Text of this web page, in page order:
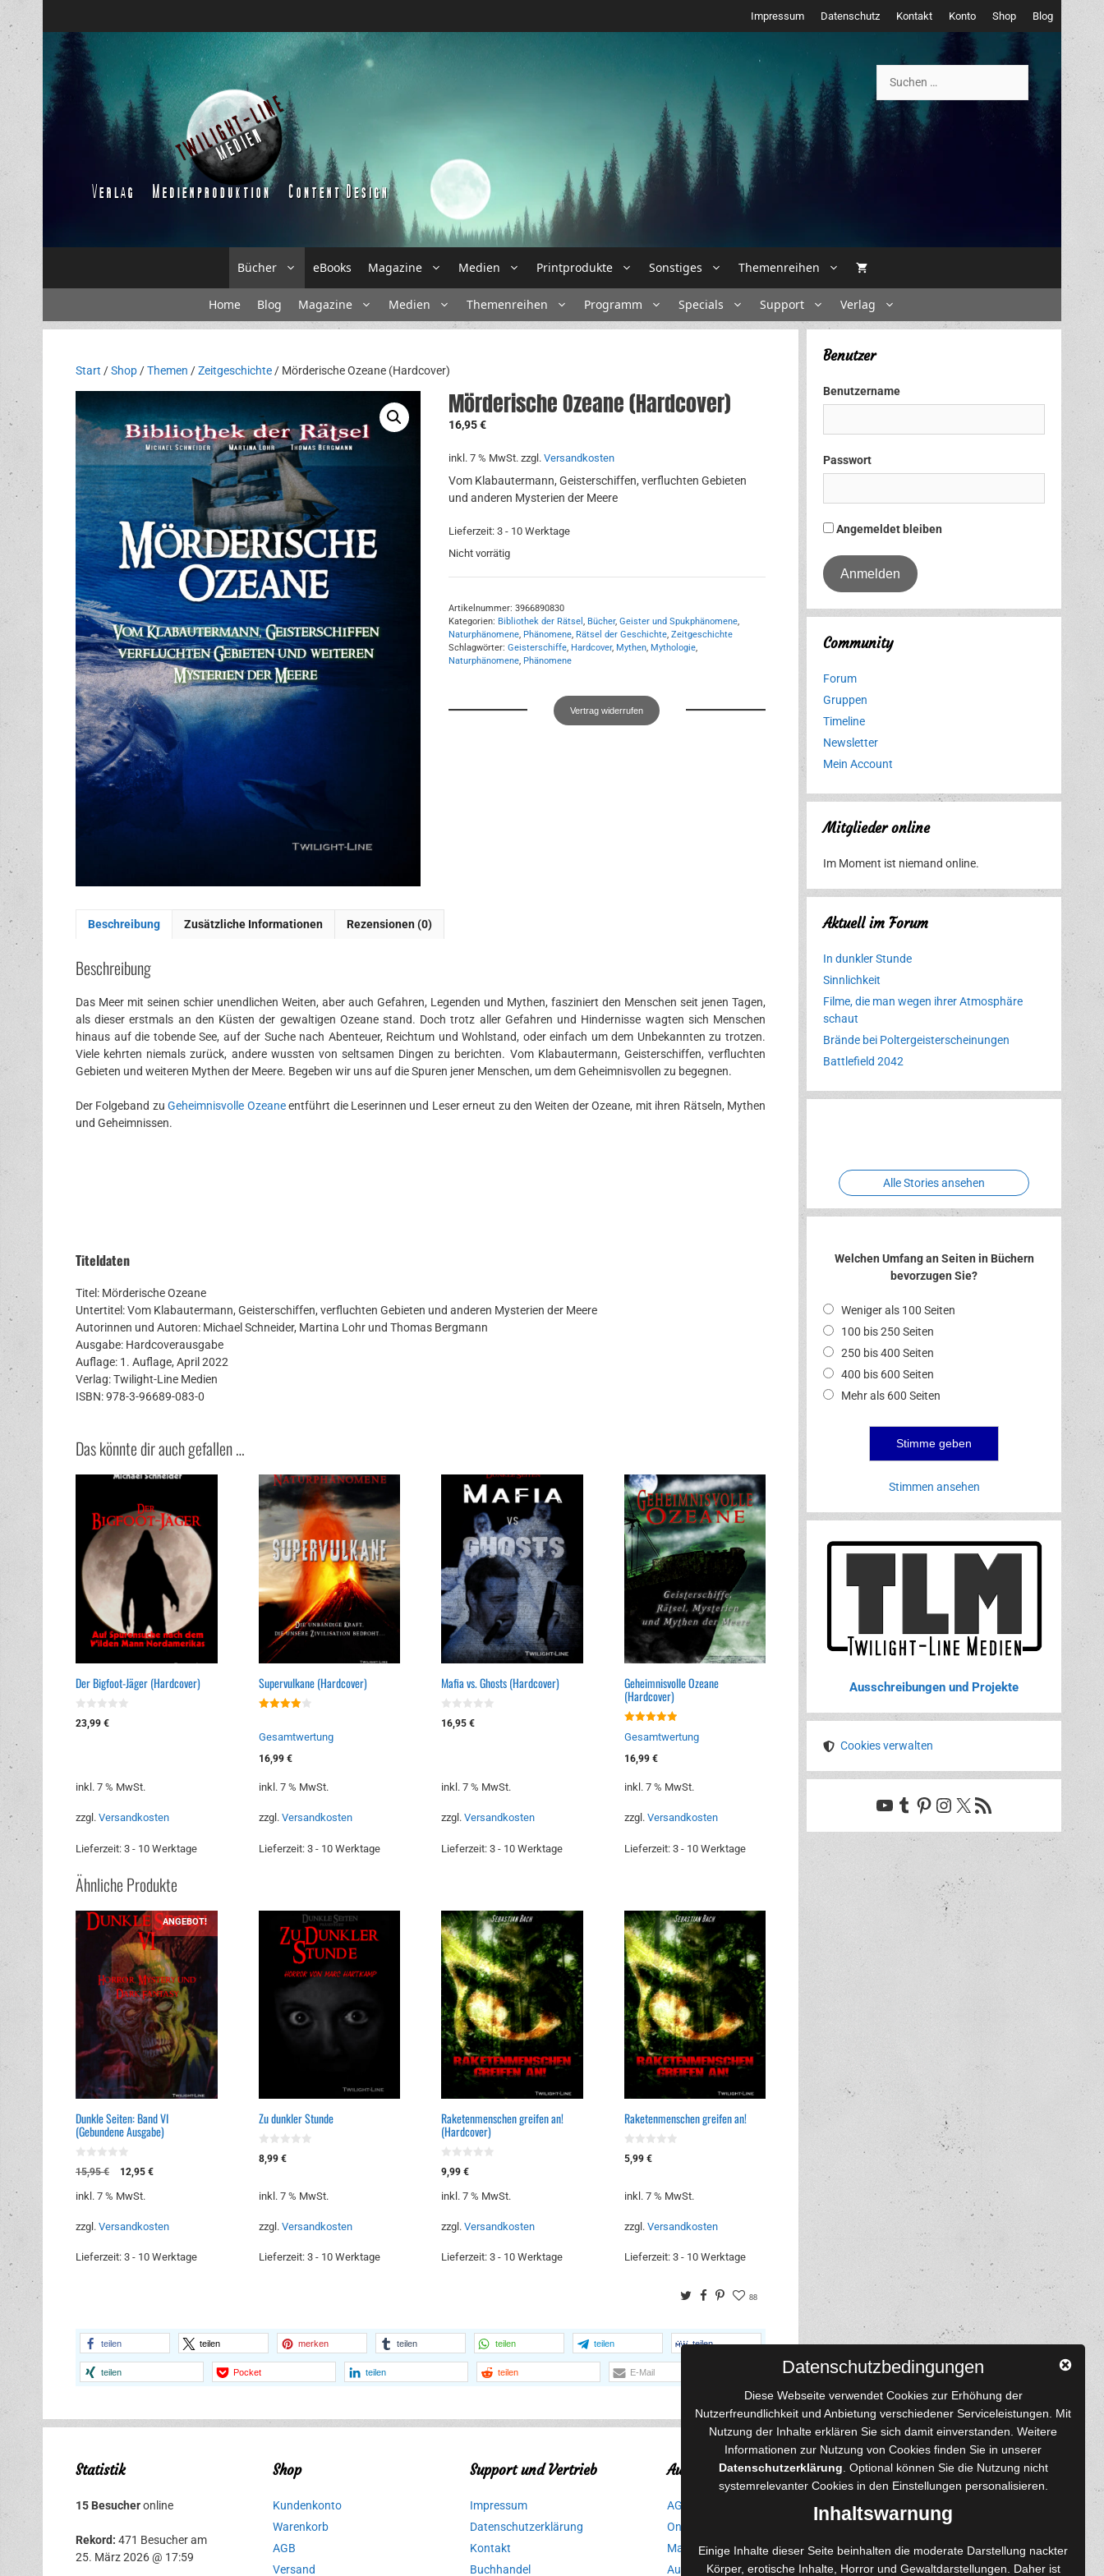
Inhalt
springen
Impressum Datenschutz Kontakt Konto Shop Blog
nach:
Bücher eBooks Magazine Medien Printprodukte Sonstiges Themenreihen
Home Blog Magazine Medien Themenreihen Programm Specials Support Verlag
Start /Shop /Themen /Zeitgeschichte / Mörderische Ozeane (Hardcover)
Mörderische Ozeane (Hardcover)
16,95€
inkl. 7 % MwSt. zzgl. Versandkosten
Vom Klabautermann, Geisterschiffen, verfluchten Gebieten
und anderen Mysterien der Meere
Lieferzeit: 3 - 10 Werktage
Nicht vorrätig
Artikelnummer: 3966890830
Kategorien: Bibliothek der Rätsel , Bücher, Geister und Spukphänomene,
Naturphänomene, Phänomene, Rätsel der Geschichte, Zeitgeschichte
Schlagwörter: Geisterschiffe, Hardcover, Mythen, Mythologie,
Naturphänomene, Phänomene
Vertrag widerrufen
Beschreibung Zusätzliche Informationen Rezensionen (0)
Beschreibung
Das Meer mit seinen schier unendlichen Weiten, aber auch Gefahren, Legenden und Mythen, fasziniert den Menschen seit jenen Tagen,
als dieser erstmals an den Küsten der gewaltigen Ozeane stand. Doch trotz aller Gefahren und Hindernisse wagten sich Menschen
hinaus auf die tobende See, auf der Suche nach Abenteuer, Reichtum und Wohlstand, oder einfach um dem Unbekannten zu trotzen.
Viele kehrten niemals zurück, andere wussten von seltsamen Dingen zu berichten. Vom Klabautermann, Geisterschiffen, verfluchten
Gebieten und weiteren Mythen der Meere. Begeben wir uns auf die Spuren jener Menschen, um dem Geheimnisvollen zu begegnen.
Der Folgeband zuGeheimnisvolle Ozeaneentführt die Leserinnen und Leser erneut zu den Weiten der Ozeane, mit ihren Rätseln, Mythen
und Geheimnissen.
Titeldaten
Titel: Mörderische Ozeane
Untertitel: Vom Klabautermann, Geisterschiffen, verfluchten Gebieten und anderen Mysterien der Meere
Autorinnen und Autoren: Michael Schneider, Martina Lohr und Thomas Bergmann
Ausgabe: Hardcoverausgabe
Auflage: 1. Auflage, April 2022
Verlag: Twilight-Line Medien
ISBN: 978-3-96689-083-0
Das könnte dir auch gefallen …
Der Bigfoot-Jäger (Hardcover)
0
v
23,99 €
inkl. 7 % MwSt.
zzgl. Versandkosten
Lieferzeit: 3 - 10 Werktage
Supervulkane (Hardcover)
Gesamtwertung
16,99 €
inkl. 7 % MwSt.
zzgl. Versandkosten
Lieferzeit: 3 - 10 Werktage
Mafia vs. Ghosts (Hardcover)
0
v
16,95 €
inkl. 7 % MwSt.
zzgl. Versandkosten
Lieferzeit: 3 - 10 Werktage
Geheimnisvolle Ozeane
(Hardcover)
von 5
Gesamtwertung
16,99 €
inkl. 7 % MwSt.
zzgl. Versandkosten
Lieferzeit: 3 - 10 Werktage
Ähnliche Produkte
ANGEBOT!
Dunkle Seiten: Band VI
(Gebundene Ausgabe)
0
v
n
15,95€
Ursprünglicher
war:
12,95 €Aktueller
inkl. 7 % MwSt.
zzgl. Versandkosten
Lieferzeit: 3 - 10 Werktage
Zu dunkler Stunde
0
v
5
8,99 €
inkl. 7 % MwSt.
zzgl. Versandkosten
Lieferzeit: 3 - 10 Werktage
Raketenmenschen greifen an!
(Hardcover)
0
v
n
9,99 €
inkl. 7 % MwSt.
zzgl. Versandkosten
Lieferzeit: 3 - 10 Werktage
Raketenmenschen greifen an!
0
v
5
5,99 €
inkl. 7 % MwSt.
zzgl. Versandkosten
Lieferzeit: 3 - 10 Werktage
TwitterFacebook
Pinterest
88
teilen teilen merken teilen teilen teilen teilen
teilen Pocket teilen teilen E-Mail
Benutzer
Benutzername
Passwort
Angemeldet bleiben
Community
Forum
Gruppen
Timeline
Newsletter
Mein Account
Mitglieder online
Im Moment ist niemand online.
Aktuell im Forum
In dunkler Stunde
Sinnlichkeit
Filme, die man wegen ihrer Atmosphäre
schaut
Brände bei Poltergeisterscheinungen
Battlefield 2042
Erlebnispark
Verbotene
Alle Stories ansehen
Welchen Umfang an Seiten in Büchern
bevorzugen Sie?
Weniger als 100 Seiten
100 bis 250 Seiten
250 bis 400 Seiten
400 bis 600 Seiten
Mehr als 600 Seiten
Stimmen ansehen
Ausschreibungen und Projekte
Cookies verwalten
YouTube
Tumblr
Pinterest
Instagram
X RSS-Feed
Statistik
15 Besucheronline
Rekord: 471 Besucher am
25. März 2026 @ 17:59
Shop
Kundenkonto
Warenkorb
AGB
Versand
Support und Vertrieb
Impressum
Datenschutzerklärung
Kontakt
Buchhandel
Autorinnen und Autoren
AGB für Medienprojekte
Online-Artikel
Manuskripte einreichen
Ausschreibungen
Content-Design
Fotorestauration
Creative Artwork
Fotobearbeitung
Datenschutzbedingungen
Diese Webseite verwendet Cookies zur Erhöhung der
Nutzerfreundlichkeit und Anbietung verschiedener Serviceleistungen. Mit
Nutzung der Inhalte erklären Sie sich damit einverstanden. Weitere
Informationen zur Nutzung von Cookies finden Sie in unserer
Datenschutzerklärung . Optional können Sie die Nutzung nicht
systemrelevanter Cookies in den Einstellungen personalisieren.
Inhaltswarnung
Einige Inhalte dieser Seite beinhalten die moderate Darstellung nackter
Körper, erotische Inhalte, Horror und Gewaltdarstellungen. Daher ist